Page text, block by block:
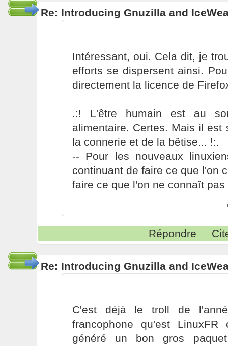
Re: Introducing Gnuzilla and
Intéressant, oui. Cela dit, je
efforts se dispersent ainsi.
directement la licence de
.:! L'être humain est au
alimentaire. Certes. Mais il est
la connerie et de la bêtise... !:.
-- Pour les nouveaux
continuant de faire ce que l'on
faire ce que l'on ne connaît pas
Répondre
Re: Introducing Gnuzilla and
C'est déjà le troll de
francophone qu'est
généré un bon gros